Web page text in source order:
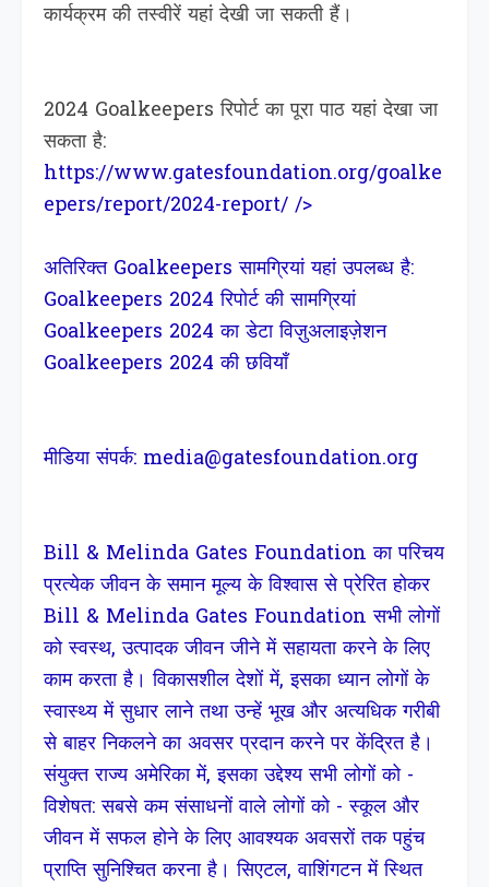
कार्यक्रम की तस्वीरें यहां देखी जा सकती हैं।
2024 Goalkeepers रिपोर्ट का पूरा पाठ यहां देखा जा
सकता है:
https://www.gatesfoundation.org/goalke
epers/report/2024-report/ />
अतिरिक्त Goalkeepers सामग्रियां यहां उपलब्ध है:
Goalkeepers 2024 रिपोर्ट की सामग्रियां
Goalkeepers 2024 का डेटा विज़ुअलाइज़ेशन
Goalkeepers 2024 की छवियाँ
मीडिया संपर्क: media@gatesfoundation.org
Bill & Melinda Gates Foundation का परिचय
प्रत्येक जीवन के समान मूल्य के विश्वास से प्रेरित होकर
Bill & Melinda Gates Foundation सभी लोगों
को स्वस्थ, उत्पादक जीवन जीने में सहायता करने के लिए
काम करता है। विकासशील देशों में, इसका ध्यान लोगों के
स्वास्थ्य में सुधार लाने तथा उन्हें भूख और अत्यधिक गरीबी
से बाहर निकलने का अवसर प्रदान करने पर केंद्रित है।
संयुक्त राज्य अमेरिका में, इसका उद्देश्य सभी लोगों को -
विशेषत: सबसे कम संसाधनों वाले लोगों को - स्कूल और
जीवन में सफल होने के लिए आवश्यक अवसरों तक पहुंच
प्राप्ति सुनिश्चित करना है। सिएटल, वाशिंगटन में स्थित